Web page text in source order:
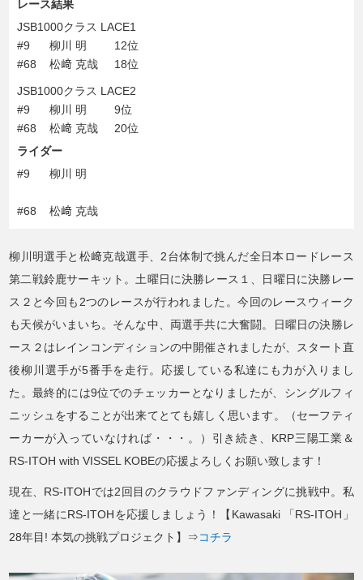
レース結果
JSB1000クラス LACE1
#9
柳川 明
12位
#68
松﨑 克哉 18位
JSB1000クラス LACE2
#9
柳川 明
9位
#68
松﨑 克哉
20位
ライダー
#9
柳川 明
#68 松﨑 克哉
柳川明選手と松﨑克哉選手、2台体制で挑んだ全日本ロードレース
第二戦鈴鹿サーキット。土曜日に決勝レース１、日曜日に決勝レー
ス２と今回も2つのレースが行われました。今回のレースウィーク
も天候がいまいち。そんな中、両選手共に大奮闘。日曜日の決勝レ
ース２はレインコンディションの中開催されましたが、スタート直
後柳川選手が5番手を走行。応援している私達にも力が入りまし
た。最終的には9位でのチェッカーとなりましたが、シングルフィ
ニッシュをすることが出来てとても嬉しく思います。（セーフティ
ーカーが入っていなければ・・・。）引き続き、KRP三陽工業＆
RS-ITOH with VISSEL KOBEの応援よろしくお願い致します！
現在、RS-ITOHでは2回目のクラウドファンディングに挑戦中。私
達と一緒にRS-ITOHを応援しましょう！
【Kawasaki 「RS-ITOH」
28年目! 本気の挑戦プロジェクト】⇒コチラ